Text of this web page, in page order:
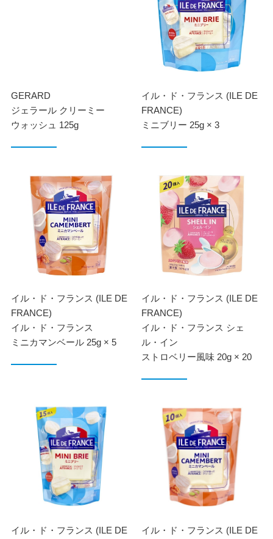
GERARD
ジェラール クリーミー
ウォッシュ 125g
イル・ド・フランス (ILE DE
FRANCE)
ミニブリー 25g × 3
イル・ド・フランス (ILE DE
FRANCE)
イル・ド・フランス
ミニカマンベール 25g × 5
イル・ド・フランス (ILE DE
FRANCE)
イル・ド・フランス シェ
ル・イン
ストロベリー風味 20g × 20
イル・ド・フランス (ILE DE イル・ド・フランス (ILE DE